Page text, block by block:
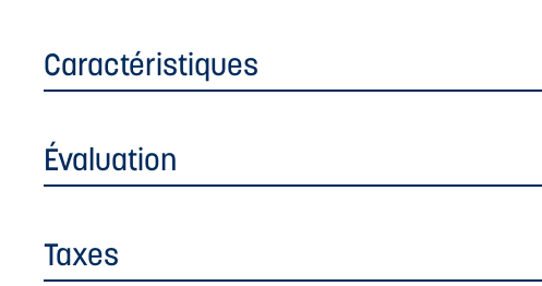
Caractéristiques
Évaluation
Taxes